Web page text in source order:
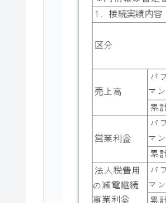
『Money1』 韓国ボンクラ
韓国半導体
韓国･加徳島
【速報】韓
IT産業は人
『Money1』 韓国「株式市
韓国「2026
『Money1』 韓国化学企業
『Money1』 韓国株式市場